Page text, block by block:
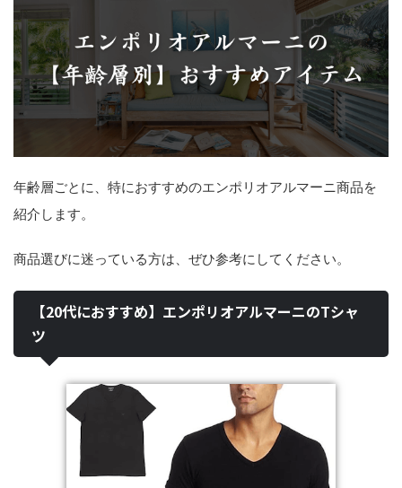
年齢層ごとに、特におすすめのエンポリオアルマーニ商品を
紹介します。
商品選びに迷っている方は、ぜひ参考にしてください。
【20代におすすめ】エンポリオアルマーニのTシャ
ツ